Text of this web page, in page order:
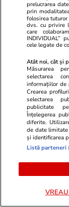
Știri România
Proiectul
era vândut
doar o
spun
Știri România
Centrala
din UE,
Știri România
prelucrarea
prin
folosirea
dvs. cu privire
care
INDIVIDUAL”
cele legate de
Atât noi, cât și
Măsurarea
selectarea
informațiilor de
Crearea
selectarea
publicitate
Înțelegerea
diferite.
de date limitate
și identificarea
Listă parteneri